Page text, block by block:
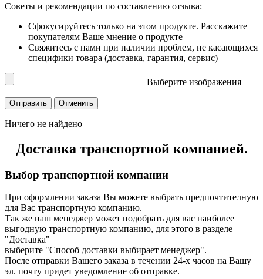
Советы и рекомендации по составлению отзыва:
Сфокусируйтесь только на этом продукте. Расскажите
покупателям Ваше мнение о продукте
Свяжитесь с нами при наличии проблем, не касающихся
специфики товара (доставка, гарантия, сервис)
Выберите изображения
Ничего не найдено
Доставка транспортной компанией.
Выбор транспортной компании
При оформлении заказа Вы можете выбрать предпочтителную
для Вас транспортную компанию.
Так же наш менеджер может подобрать для вас наиболее
выгодную транспортную компанию, для этого в разделе
"Доставка"
выберите "Способ доставки выбирает менеджер".
После отправки Вашего заказа в течении 24-х часов на Вашу
эл. почту придет уведомление об отправке.